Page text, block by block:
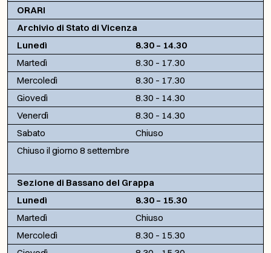
ORARI
Archivio di Stato di Vicenza
Lunedì
8.30 – 14.30
Martedì
8.30 – 17.30
Mercoledì
8.30 – 17.30
Giovedì
8.30 – 14.30
Venerdì
8.30 – 14.30
Sabato
Chiuso
Chiuso il giorno 8 settembre
Sezione di Bassano del Grappa
Lunedì
8.30 – 15.30
Martedì
Chiuso
Mercoledì
8.30 – 15.30